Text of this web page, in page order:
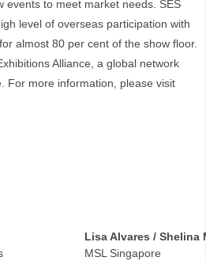
events to meet market needs. SES
level of overseas participation with
almost 80 per cent of the show floor.
Alliance, a global network
For more information, please visit
Lisa Alvares / Shelina
MSL Singapore